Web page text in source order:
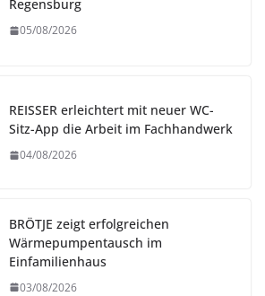
Regensburg
05/08/2026
REISSER erleichtert mit neuer WC-
Sitz-App die Arbeit im Fachhandwerk
04/08/2026
BRÖTJE zeigt erfolgreichen
Wärmepumpentausch im
Einfamilienhaus
03/08/2026